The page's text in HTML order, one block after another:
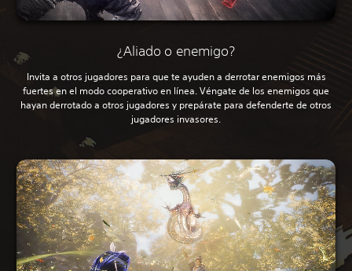
¿Aliado o enemigo?
Invita a otros jugadores para que te ayuden a derrotar enemigos más
fuertes en el modo cooperativo en línea. Véngate de los enemigos que
hayan derrotado a otros jugadores y prepárate para defenderte de otros
jugadores invasores.